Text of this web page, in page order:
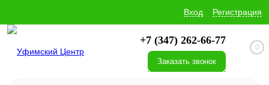
Вход Регистрация
+7 (347) 262-66-77
Заказать звонок
0